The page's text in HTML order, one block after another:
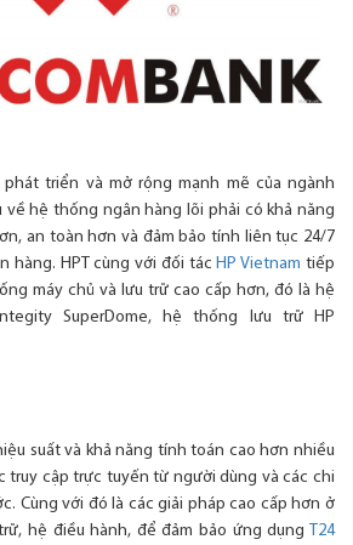
phát triển và mở rộng mạnh mẽ của ngành
về hệ thống ngân hàng lõi phải có khả năng
an toàn hơn và đảm bảo tính liên tục 24/7
hàng. HPT cùng với đối tácHP Vietnam tiếp
máy chủ và lưu trữ cao cấp hơn, đó là hệ
SuperDome, hệ thống lưu trữ HP
suất và khả năng tính toán cao hơn nhiều
truy cập trực tuyến từ người dùng và các chi
Cùng với đó là các giải pháp cao cấp hơn ở
hệ điều hành, để đảm bảo ứng dụng T24